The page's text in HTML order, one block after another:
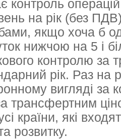
контроль
на рік (без
якщо хоча б
нижчою на 5 і
контролю за
рік. Раз на
вигляді
трансфертним
країни, які
розвитку.